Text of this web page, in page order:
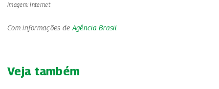
Imagem: Internet
Com informações de Agência Brasil
Veja também